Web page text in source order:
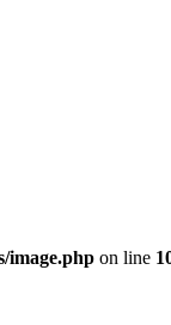
image.php on line